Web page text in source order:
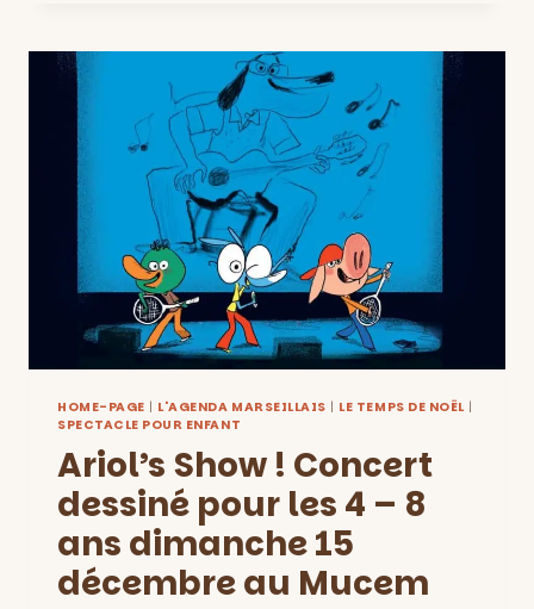
CONCERT
DESSINÉ
LES
18
ET
19
DÉCEMBRE
AU
MUCEM,
DÈS
6
ANS!
HOME-PAGE | L'AGENDA MARSEILLAIS | LE TEMPS DE NOËL|
SPECTACLE POUR ENFANT
Ariol’s Show ! Concert
dessiné pour les 4 – 8
ans dimanche 15
décembre au Mucem